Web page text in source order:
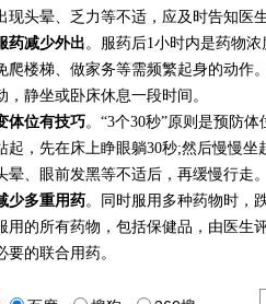
现头晕、乏力等不适，应及时告知医
药减少外出。服药后1小时内是药物
爬楼梯、做家务等需频繁起身的动作
，静坐或卧床休息一段时间。
体位有技巧。“3个30秒”原则是预防
起，先在床上睁眼躺30秒;然后慢慢
晕、眼前发黑等不适后，再缓慢行走。
少多重用药。同时服用多种药物时，
用的所有药物，包括保健品，由医生
要的联合用药。